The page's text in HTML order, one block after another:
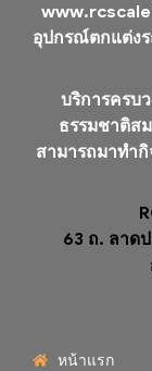
อุปกรณ์ตกแต่ง
บริการครบ
ธรรมชาติส
สามารถมาทำ
63 ถ. ลาด
หน้าแรก